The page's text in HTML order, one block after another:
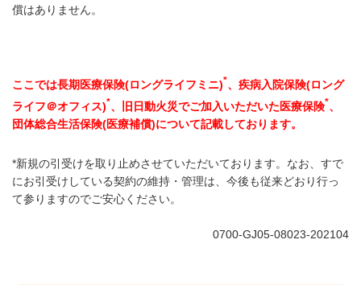
償はありません。
ここでは長期医療保険(ロングライフミニ)*、疾病入院保険(ロング
ライフ＠オフィス)*、旧日動火災でご加入いただいた医療保険*、
団体総合生活保険(医療補償)について記載しております。
*新規の引受けを取り止めさせていただいております。なお、すで
にお引受けしている契約の維持・管理は、今後も従来どおり行っ
て参りますのでご安心ください。
0700-GJ05-08023-202104